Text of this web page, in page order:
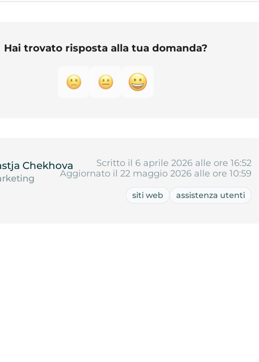
Hai trovato risposta alla tua domanda?
Chekhova
Scritto il 6 aprile 2026 alle ore 16:52
Aggiornato il 22 maggio 2026 alle ore 10:59
siti web assistenza utenti